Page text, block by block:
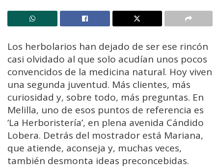
Los herbolarios han dejado de ser ese rincón
casi olvidado al que solo acudían unos pocos
convencidos de la medicina natural. Hoy viven
una segunda juventud. Más clientes, más
curiosidad y, sobre todo, más preguntas. En
Melilla, uno de esos puntos de referencia es
‘La Herboristería’, en plena avenida Cándido
Lobera. Detrás del mostrador está Mariana,
que atiende, aconseja y, muchas veces,
también desmonta ideas preconcebidas.